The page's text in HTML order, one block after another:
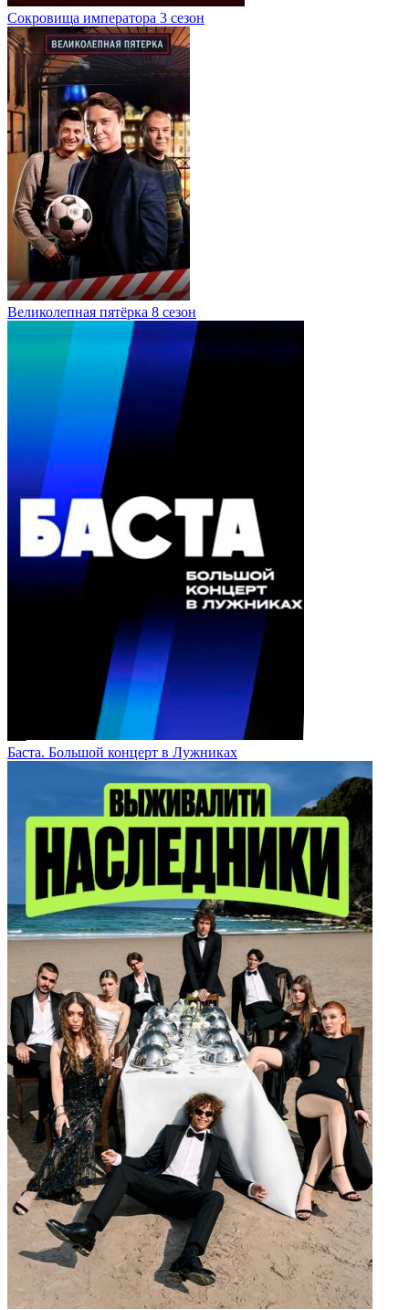
Сокровища императора 3 сезон
Великолепная пятёрка 8 сезон
Баста. Большой концерт в Лужниках